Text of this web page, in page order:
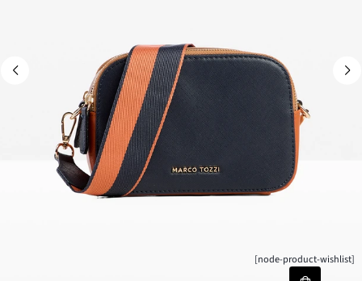
[node-product-wishlist]